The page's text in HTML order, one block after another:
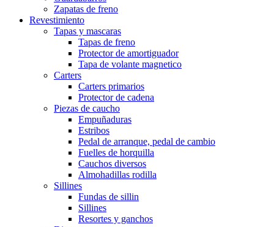
Zapatas de freno
Revestimiento
Tapas y mascaras
Tapas de freno
Protector de amortiguador
Tapa de volante magnetico
Carters
Carters primarios
Protector de cadena
Piezas de caucho
Empuñaduras
Estribos
Pedal de arranque, pedal de cambio
Fuelles de horquilla
Cauchos diversos
Almohadillas rodilla
Sillines
Fundas de sillin
Sillines
Resortes y ganchos